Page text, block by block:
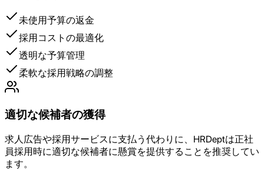
未使用予算の返金
採用コストの最適化
透明な予算管理
柔軟な採用戦略の調整
適切な候補者の獲得
求人広告や採用サービスに支払う代わりに、HRDeptは正社
員採用時に適切な候補者に懸賞を提供することを推奨してい
ます。